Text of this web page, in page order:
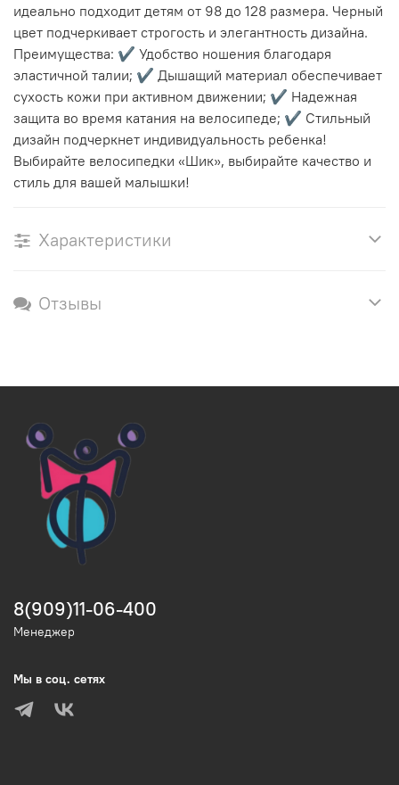
идеально подходит детям от 98 до 128 размера. Черный
цвет подчеркивает строгость и элегантность дизайна.
Преимущества: ✔ Удобство ношения благодаря
эластичной талии; ✔ Дышащий материал обеспечивает
сухость кожи при активном движении; ✔ Надежная
защита во время катания на велосипеде; ✔ Стильный
дизайн подчеркнет индивидуальность ребенка!
Выбирайте велосипедки «Шик», выбирайте качество и
стиль для вашей малышки!
Характеристики
Отзывы
8(909)11-06-400
Менеджер
Мы в соц. сетях